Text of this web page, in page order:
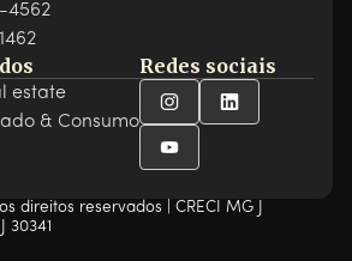
4562
estate
& Consumo
Redes sociais
direitos reservados | CRECI MG J
30341